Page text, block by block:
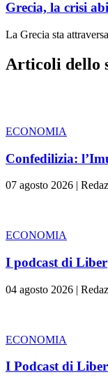
Grecia, la crisi
La Grecia sta
Articoli dello
ECONOMIA
Confedilizia:
07 agosto 2026 |
ECONOMIA
I podcast di
04 agosto 2026 |
ECONOMIA
I Podcast di